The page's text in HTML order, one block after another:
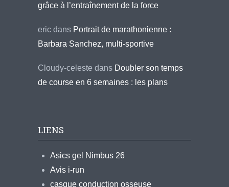
grâce à l’entraînement de la force
eric dans Portrait de marathonienne :
Barbara Sanchez, multi-sportive
Cloudy-celeste dans Doubler son temps
de course en 6 semaines : les plans
LIENS
Asics gel Nimbus 26
Avis i-run
casque conduction osseuse